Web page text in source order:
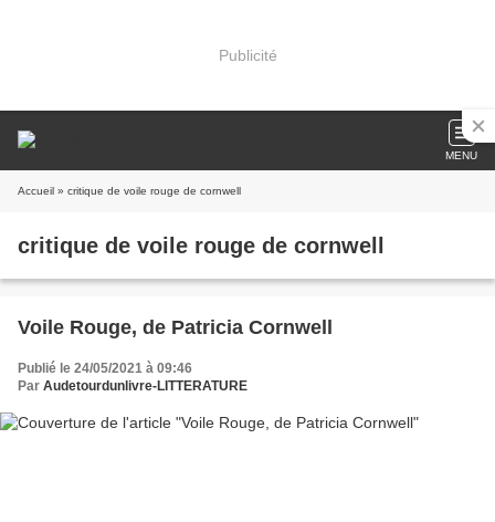
Publicité
MENU
Accueil » critique de voile rouge de cornwell
critique de voile rouge de cornwell
Voile Rouge, de Patricia Cornwell
Publié le 24/05/2021 à 09:46
Par Audetourdunlivre-LITTERATURE